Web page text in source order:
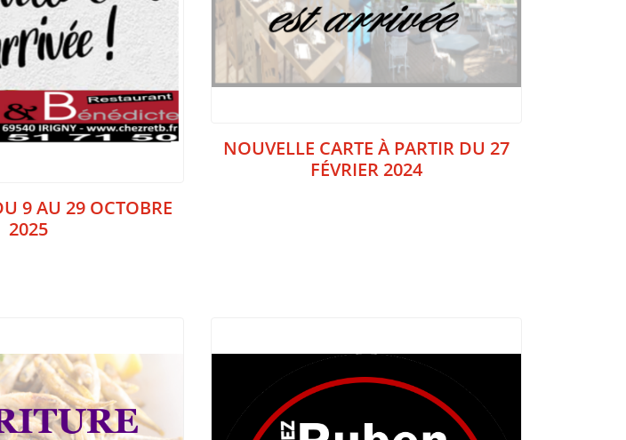
9 AU 29 OCTOBRE
2025
NOUVELLE CARTE À PARTIR DU 27
FÉVRIER 2024